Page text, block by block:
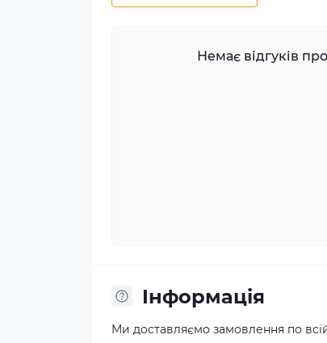
Немає відгуків
Iнформація
Ми доставляємо замовлення по